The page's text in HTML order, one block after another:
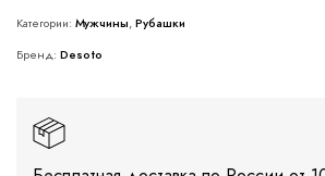
Категории: Мужчины, Рубашки
Бренд: Desoto